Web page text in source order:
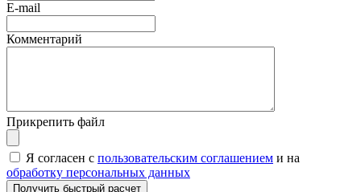
E-mail
Комментарий
Прикрепить файл
Я согласен с пользовательским соглашением и на
обработку персональных данных